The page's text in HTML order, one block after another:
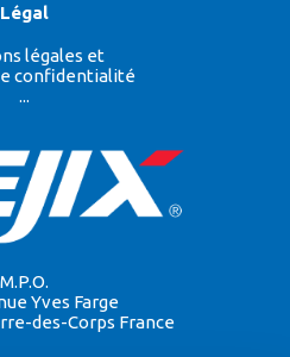
M.P.O.
Yves Farge
des-Corps France
Légal
légales et
confidentialité
...